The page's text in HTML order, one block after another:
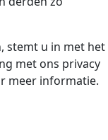
stemt u in met het
met ons privacy
meer informatie.